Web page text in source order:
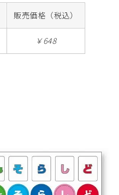
販売価格（税込）
￥648